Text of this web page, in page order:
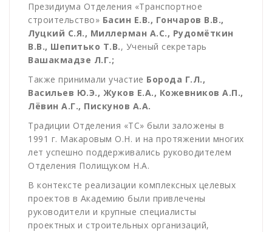
Президиума Отделения «Транспортное
строительство» Басин Е.В., Гончаров В.В.,
Луцкий С.Я., Миллерман А.С., Рудомёткин
В.В., Шепитько Т.В., Ученый секретарь
Вашакмадзе Л.Г.;
Также принимали участие Борода Г.Л.,
Васильев Ю.Э., Жуков Е.А., Кожевников А.П.,
Лёвин А.Г., Пискунов А.А.
Традиции Отделения «ТС» были заложены в
1991 г. Макаровым О.Н. и на протяжении многих
лет успешно поддерживались руководителем
Отделения Полищуком Н.А.
В контексте реализации комплексных целевых
проектов в Академию были привлечены
руководители и крупные специалисты
проектных и строительных организаций,